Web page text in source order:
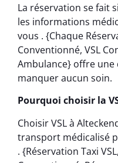
La réservation se fait
les informations
vous . {Chaque
Conventionné, VSL
Ambulance} offre
manquer aucun soin.
Pourquoi choisir la
Choisir VSL à
transport médicalisé
. {Réservation Taxi